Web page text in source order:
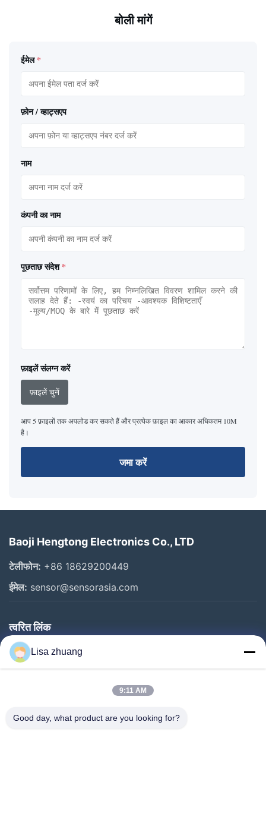
बोली मांगें
ईमेल *
फ़ोन / व्हाट्सएप
नाम
कंपनी का नाम
पूछताछ संदेश *
फ़ाइलें संलग्न करें
फ़ाइलें चुनें
आप 5 फ़ाइलों तक अपलोड कर सकते हैं और प्रत्येक फ़ाइल का आकार अधिकतम 10M
है।
जमा करें
Baoji Hengtong Electronics Co., LTD
टेलीफोन: +86 18629200449
ईमेल: sensor@sensorasia.com
त्वरित लिंक
घर
उत्पादों
हमारे बारे में
Lisa zhuang
9:11 AM
Good day, what product are you looking for?